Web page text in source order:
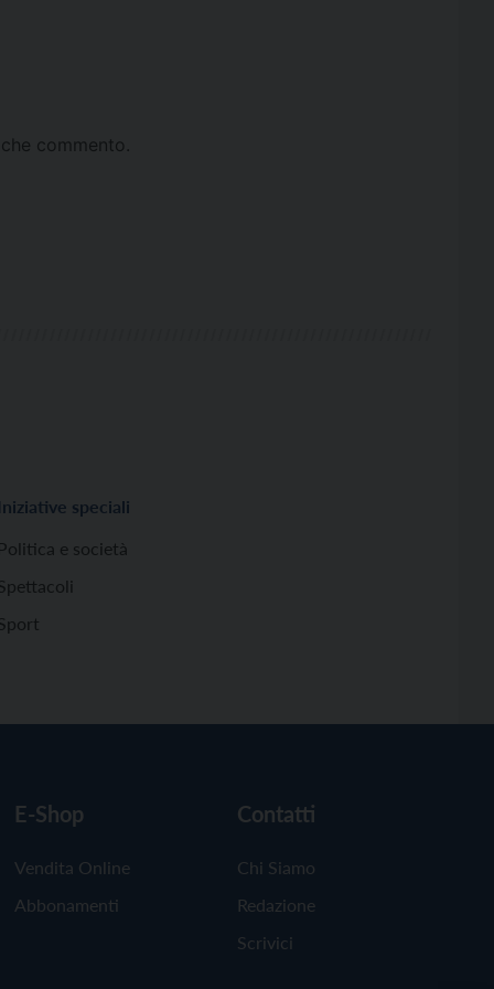
commento.
Iniziative speciali
Politica e società
E-Shop
Vendita Online
Abbonamenti
Contatti
Chi Siamo
Redazione
Scrivici